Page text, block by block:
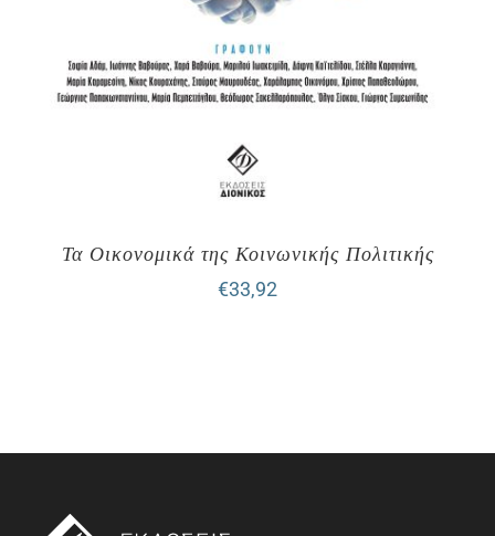
Τα Οικονομικά της Κοινωνικής Πολιτικής
€33,92